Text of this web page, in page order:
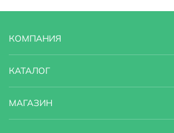
КОМПАНИЯ
КАТАЛОГ
МАГАЗИН